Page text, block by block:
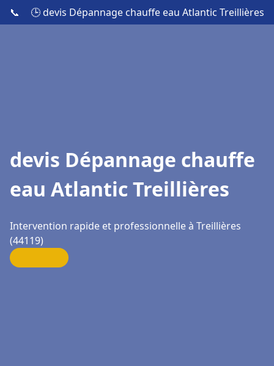
📞 🕒 devis Dépannage chauffe eau Atlantic Treillières
devis Dépannage chauffe
eau Atlantic Treillières
Intervention rapide et professionnelle à Treillières
(44119)